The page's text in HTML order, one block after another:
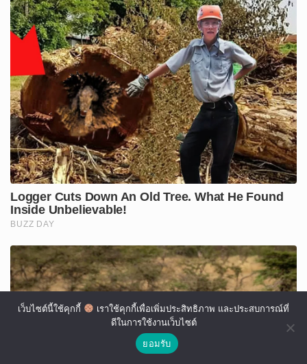
เว็บไซต์นี้ใช้คุกกี้
เราใช้คุกกี้เพื่อเพิ่มประสิทธิภาพ และประสบการณ์ที่
ดีในการใช้งานเว็บไซต์
ยอมรับ